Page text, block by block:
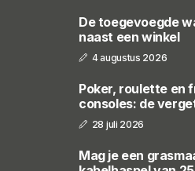
De toegevoegde
naast een winkel
4 augustus 2026
Poker, roulette en
consoles: de
28 juli 2026
Mag je een